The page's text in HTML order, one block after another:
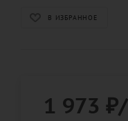
В ИЗБРАННОЕ
1 973 ₽